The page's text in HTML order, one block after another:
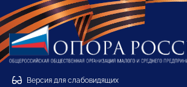
Версия для слабовидящих